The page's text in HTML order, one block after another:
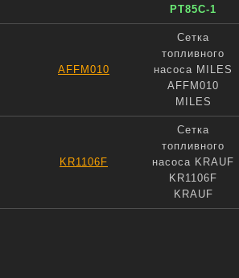
PT85C-1
AFFM010
Сетка
топливного
насоса MILES
AFFM010
MILES
KR1106F
Сетка
топливного
насоса KRAUF
KR1106F
KRAUF